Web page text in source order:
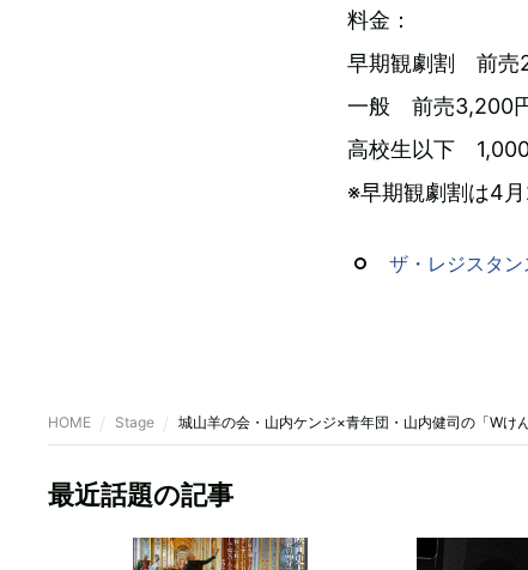
料金：
早期観劇割 前
一般 前売3,200
高校生以下
※早期観劇割は4
ザ・レジスタ
HOME Stage 城山羊の会・山内ケンジ×青年団・山内健司の「Wけ
最近話題の記事